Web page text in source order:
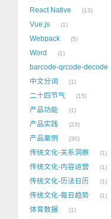
React Native 13
Vue.js 1
Webpack 5
Word 1
barcode-qrcode-decode
中文分词 1
二十四节气 15
产品功能 1
产品实践 23
产品案例 30
传统文化-关系洞察 1
传统文化-内容运营 1
传统文化-历法日历 1
传统文化-每日趋势 1
体育数据 1